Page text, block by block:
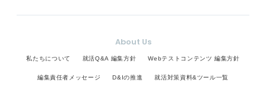
About Us
私たちについて 就活Q&A 編集方針 Webテストコンテンツ 編集方針
編集責任者メッセージ D&Iの推進 就活対策資料&ツール一覧